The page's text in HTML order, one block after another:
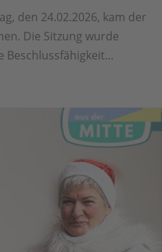
den 24.02.2026, kam der
Die Sitzung wurde